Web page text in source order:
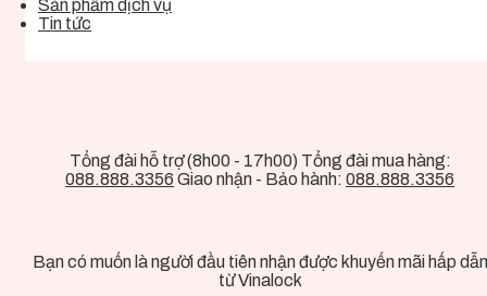
Sản phẩm dịch vụ
Tin tức
Tổng đài hỗ trợ (8h00 - 17h00) Tổng đài mua hàng:
088.888.3356 Giao nhận - Bảo hành: 088.888.3356
Bạn có muốn là người đầu tiên nhận được khuyến mãi hấp dẫn
từ Vinalock